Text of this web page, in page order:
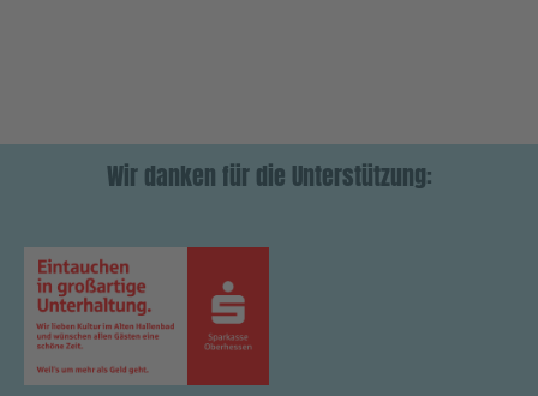
Wir danken für die Unterstützung: